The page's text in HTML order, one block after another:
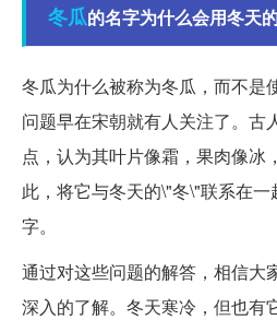
冬瓜的名字为什么会用冬天
冬瓜为什么被称为冬瓜，而不是
问题早在宋朝就有人关注了。古
点，认为其叶片像霜，果肉像冰
此，将它与冬天的\"冬\"联系在
字。
通过对这些问题的解答，相信大
深入的了解。冬天寒冷，但也有